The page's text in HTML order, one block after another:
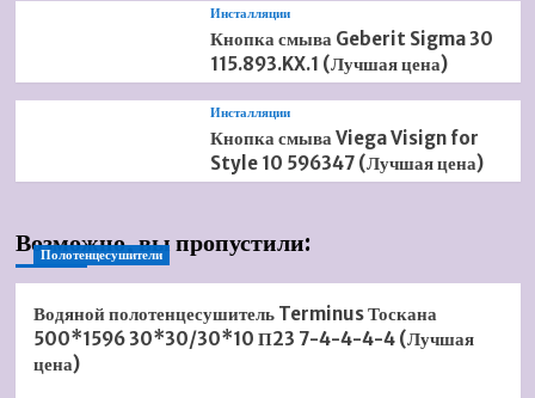
Инсталляции
Кнопка смыва Geberit Sigma 30
115.893.KX.1 (Лучшая цена)
Инсталляции
Кнопка смыва Viega Visign for
Style 10 596347 (Лучшая цена)
Возможно, вы пропустили:
Полотенцесушители
Водяной полотенцесушитель Terminus Тоскана
500*1596 30*30/30*10 П23 7-4-4-4-4 (Лучшая
цена)